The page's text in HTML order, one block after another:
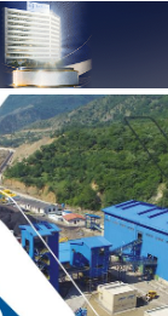
دریافت می‌کنند